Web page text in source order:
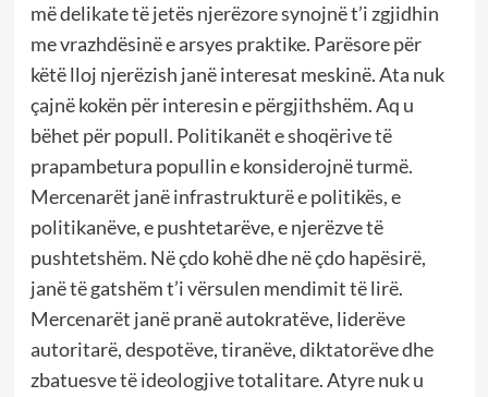
më delikate të jetës njerëzore synojnë t’i zgjidhin
me vrazhdësinë e arsyes praktike. Parësore për
këtë lloj njerëzish janë interesat meskinë. Ata nuk
çajnë kokën për interesin e përgjithshëm. Aq u
bëhet për popull. Politikanët e shoqërive të
prapambetura popullin e konsiderojnë turmë.
Mercenarët janë infrastrukturë e politikës, e
politikanëve, e pushtetarëve, e njerëzve të
pushtetshëm. Në çdo kohë dhe në çdo hapësirë,
janë të gatshëm t’i vërsulen mendimit të lirë.
Mercenarët janë pranë autokratëve, liderëve
autoritarë, despotëve, tiranëve, diktatorëve dhe
zbatuesve të ideologjive totalitare. Atyre nuk u